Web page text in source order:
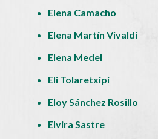
Elena Camacho
Elena Martín Vivaldi
Elena Medel
Eli Tolaretxipi
Eloy Sánchez Rosillo
Elvira Sastre